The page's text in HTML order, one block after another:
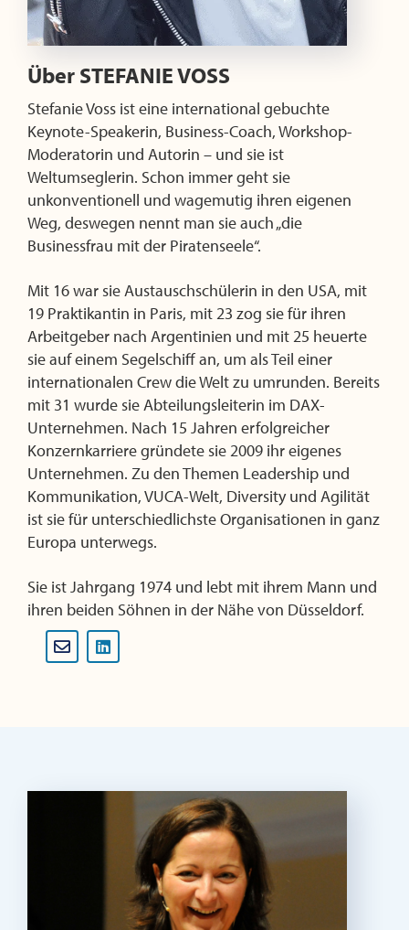
Über STEFANIE VOSS
Stefanie Voss ist eine international gebuchte
Keynote-Speakerin, Business-Coach, Workshop-
Moderatorin und Autorin – und sie ist
Weltumseglerin. Schon immer geht sie
unkonventionell und wagemutig ihren eigenen
Weg, deswegen nennt man sie auch „die
Businessfrau mit der Piratenseele“.
Mit 16 war sie Austauschschülerin in den USA, mit
19 Praktikantin in Paris, mit 23 zog sie für ihren
Arbeitgeber nach Argentinien und mit 25 heuerte
sie auf einem Segelschiff an, um als Teil einer
internationalen Crew die Welt zu umrunden. Bereits
mit 31 wurde sie Abteilungsleiterin im DAX-
Unternehmen. Nach 15 Jahren erfolgreicher
Konzernkarriere gründete sie 2009 ihr eigenes
Unternehmen. Zu den Themen Leadership und
Kommunikation, VUCA-Welt, Diversity und Agilität
ist sie für unterschiedlichste Organisationen in ganz
Europa unterwegs.
Sie ist Jahrgang 1974 und lebt mit ihrem Mann und
ihren beiden Söhnen in der Nähe von Düsseldorf.